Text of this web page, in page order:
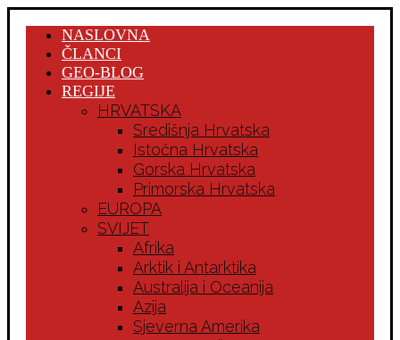
NASLOVNA
ČLANCI
GEO-BLOG
REGIJE
HRVATSKA
Središnja Hrvatska
Istočna Hrvatska
Gorska Hrvatska
Primorska Hrvatska
EUROPA
SVIJET
Afrika
Arktik i Antarktika
Australija i Oceanija
Azija
Sjeverna Amerika